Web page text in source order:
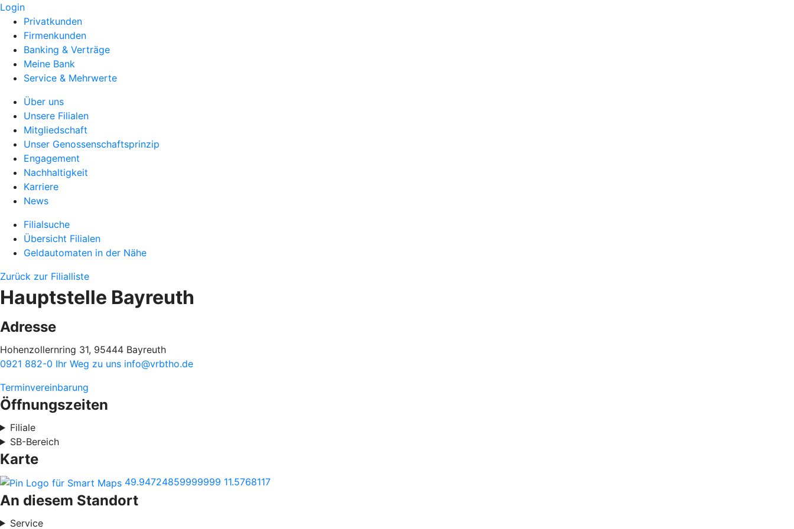
Login
Privatkunden
Firmenkunden
Banking & Verträge
Meine Bank
Service & Mehrwerte
Über uns
Unsere Filialen
Mitgliedschaft
Unser Genossenschaftsprinzip
Engagement
Nachhaltigkeit
Karriere
News
Filialsuche
Übersicht Filialen
Geldautomaten in der Nähe
Zurück zur Filialliste
Hauptstelle Bayreuth
Adresse
Hohenzollernring 31, 95444 Bayreuth
0921 882-0 Ihr Weg zu uns info@vrbtho.de
Terminvereinbarung
Öffnungszeiten
Filiale
SB-Bereich
Karte
49.94724859999999 11.5768117
An diesem Standort
Service